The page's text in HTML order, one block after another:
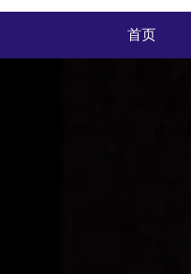
首页